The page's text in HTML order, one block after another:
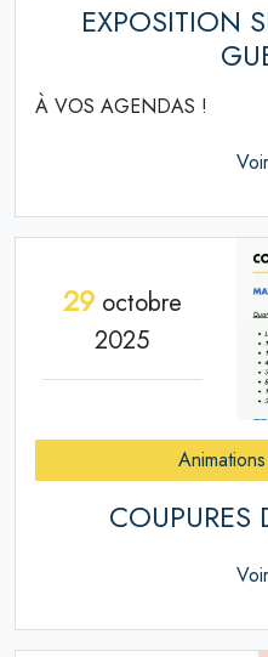
EXPOSITION
À VOS AGENDAS !
29octobre
2025
COUPURES